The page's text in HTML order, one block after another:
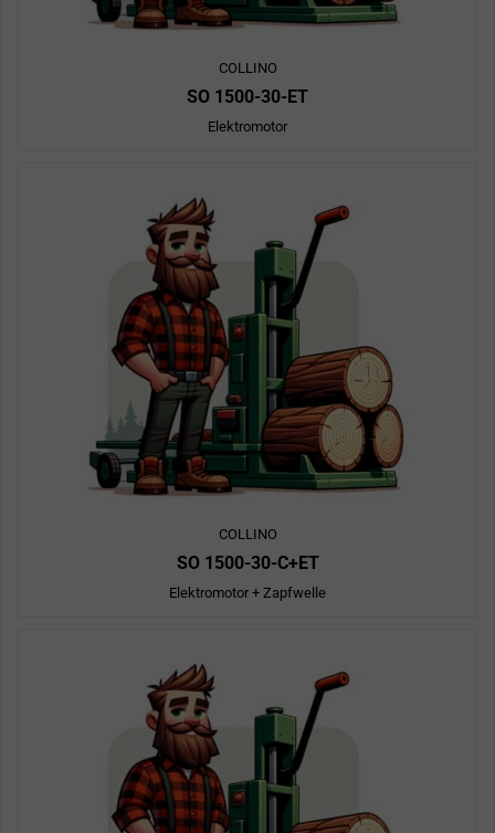
COLLINO
SO 1500-30-ET
Elektromotor
COLLINO
SO 1500-30-C+ET
Elektromotor + Zapfwelle